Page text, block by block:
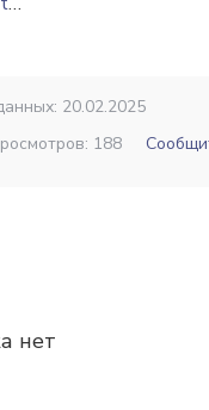
20.02.2025
188
нет